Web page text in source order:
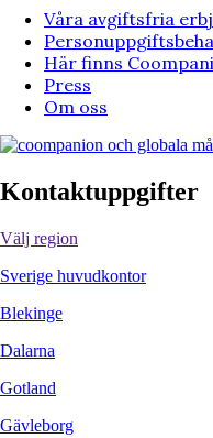
Våra avgiftsfria
Här finns
Press
Om oss
Kontaktuppgifter
Välj region
Sverige huvudkontor
Blekinge
Dalarna
Gotland
Gävleborg